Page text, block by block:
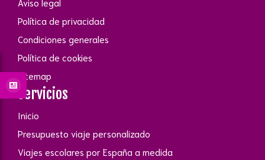
Aviso legal
Política de privacidad
Condiciones generales
Política de cookies
Sitemap
Servicios
Inicio
Presupuesto viaje personalizado
Viajes escolares por España a medida